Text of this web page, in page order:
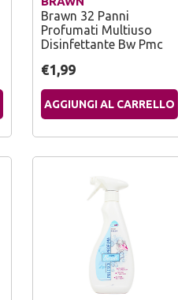
Brawn 32 Panni
Profumati Multiuso
Disinfettante Bw Pmc
€1,99
AGGIUNGI AL CARRELLO